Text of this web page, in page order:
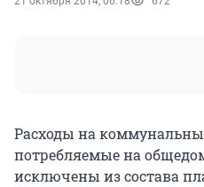
Расходы на
потребляемые на
исключены из состава